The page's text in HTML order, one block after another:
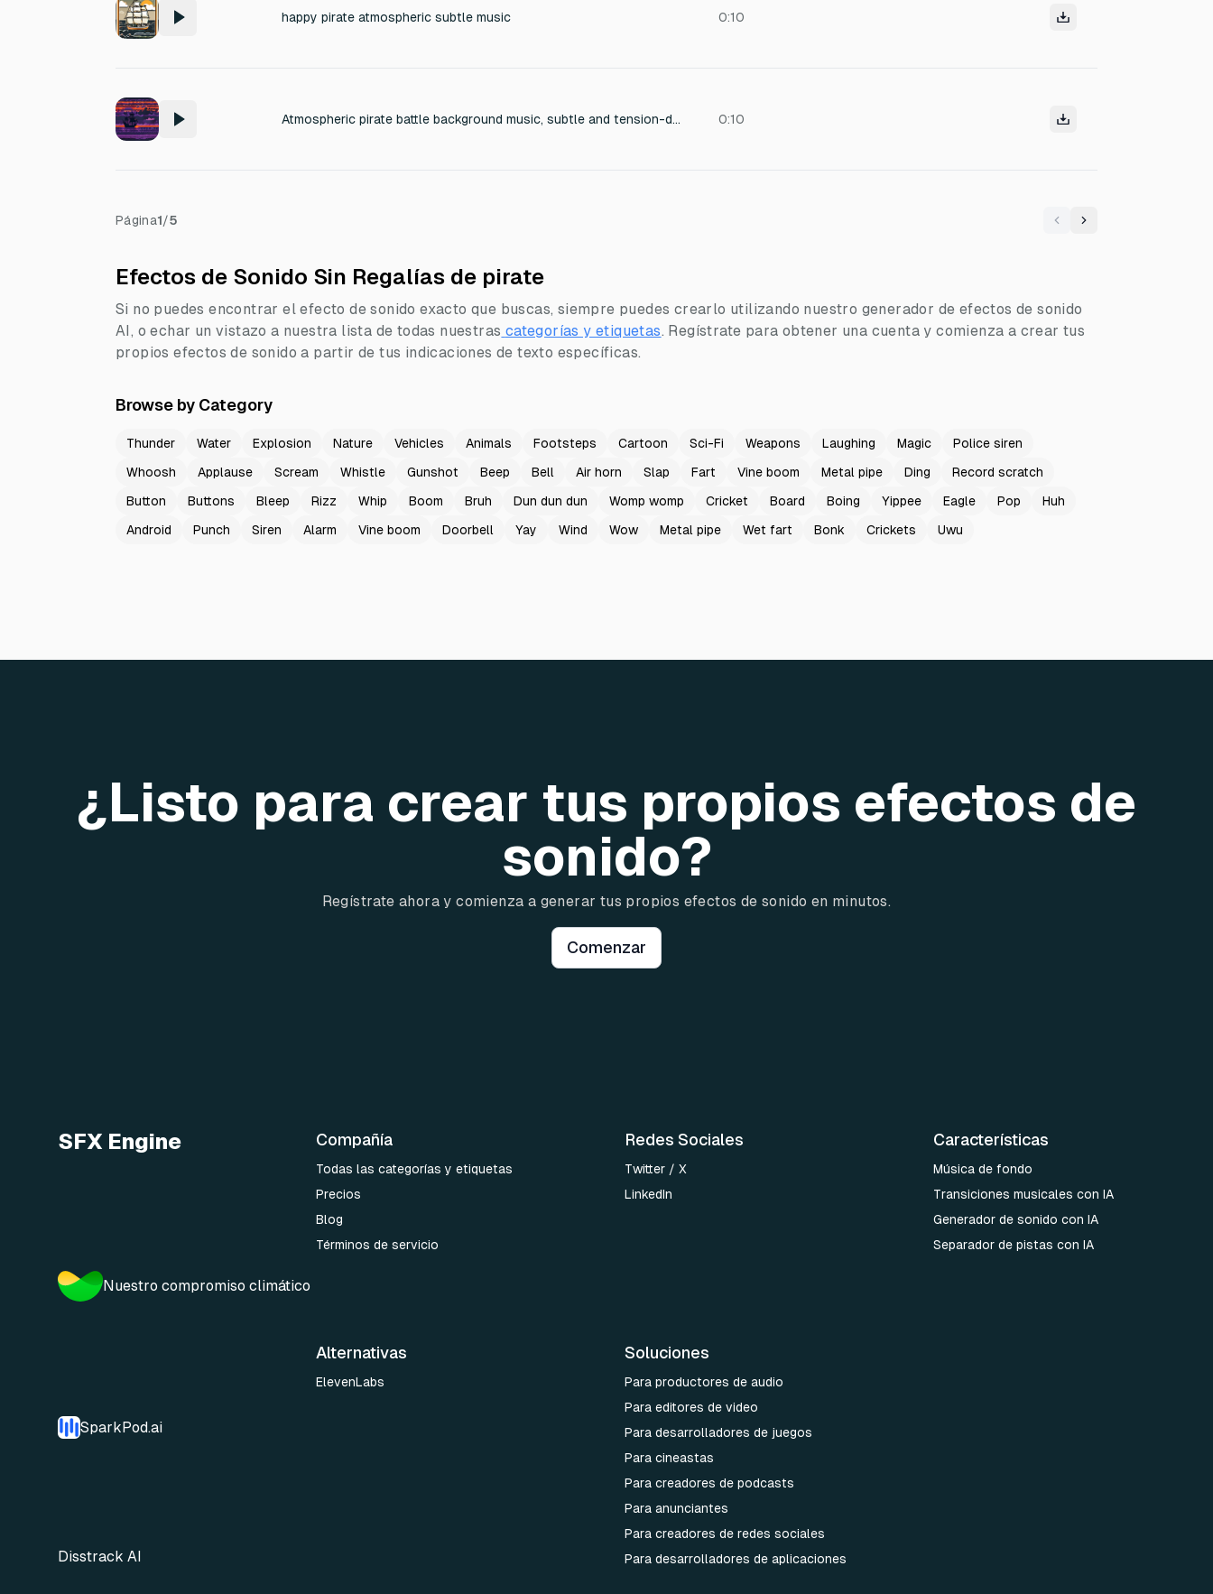
happy pirate atmospheric subtle music 0:10
Atmospheric pirate battle background music, subtle and tension-driven. Low, steady drums, distant cannon rumbles, soft rolling percussion, and muted orchestral tones. Slow build of intensity without strong melody, designed to loop seamlessly. Dark, moody, and immersive, supporting gameplay rather than dominating it, suitable for a 2D pixel-art pirate combat scene 0:10
Página1/5
Previous
Next
Efectos de Sonido Sin Regalías de pirate
Si no puedes encontrar el efecto de sonido exacto que buscas, siempre puedes crearlo utilizando nuestro generador de efectos de sonido
AI, o echar un vistazo a nuestra lista de todas nuestras categorías y etiquetas. Regístrate para obtener una cuenta y comienza a crear tus
propios efectos de sonido a partir de tus indicaciones de texto específicas.
Browse by Category
Thunder Water Explosion Nature Vehicles Animals Footsteps Cartoon Sci-Fi Weapons Laughing Magic
Police siren
Whoosh
Applause Scream Whistle Gunshot Beep Bell Air horn Slap Fart Vine boom Metal pipe Ding
Record scratch
Button
Buttons Bleep Rizz Whip Boom Bruh Dun dun dun Womp womp Cricket Board Boing Yippee Eagle Pop
Huh
Android
Punch Siren Alarm Vine boom Doorbell Yay Wind Wow Metal pipe Wet fart Bonk Crickets Uwu
¿Listo para crear tus propios efectos de
sonido?
Regístrate ahora y comienza a generar tus propios efectos de sonido en minutos.
Comenzar
SFX Engine
Nuestro compromiso climático
SparkPod.ai
Disstrack AI
Compañía
Todas las categorías y etiquetas
Precios
Blog
Términos de servicio
Redes Sociales
Twitter / X
LinkedIn
Características
Música de fondo
Transiciones musicales con IA
Generador de sonido con IA
Separador de pistas con IA
Alternativas
ElevenLabs
Soluciones
Para productores de audio
Para editores de video
Para desarrolladores de juegos
Para cineastas
Para creadores de podcasts
Para anunciantes
Para creadores de redes sociales
Para desarrolladores de aplicaciones